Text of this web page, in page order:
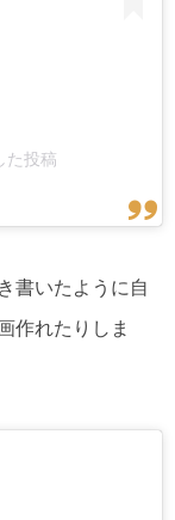
た投稿
書いたように自
作れたりしま